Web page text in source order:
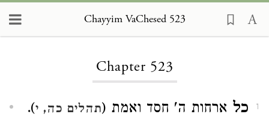
Chayyim VaChesed 523
Chapter 523
1 כל ארחות ה' חסד ואמת (תהלים כה, י).